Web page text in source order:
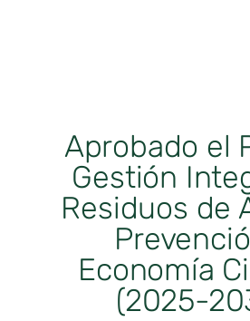
Aprobado el
Gestión
Residuos de
Economía
(2025-